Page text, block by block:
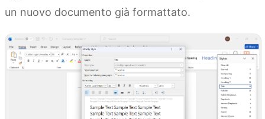
un nuovo documento già formattato.